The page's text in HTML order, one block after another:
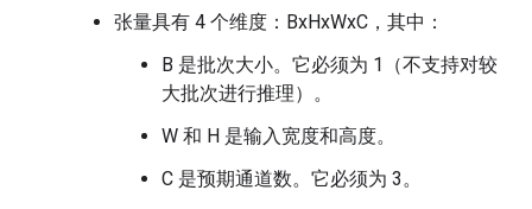
张量具有 4 个维度：BxHxWxC，其中：
B 是批次大小。它必须为 1（不支持对较
大批次进行推理）。
W 和 H 是输入宽度和高度。
C 是预期通道数。它必须为 3。